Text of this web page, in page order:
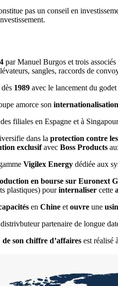
pas un conseil en
par Manuel Burgos et trois
sangles, raccords de
1989 avec le lancement du
amorce son internationalisation
filiales en Espagne et à
dans la protection contre
exclusifavec Boss Products
Vigilex Energy dédiée aux
en bourse sur Euronext
plastiques) pourinternaliser cette
en Chine et ouvre une
partenaire de longue
de son chiffre d’affaires est réalisé